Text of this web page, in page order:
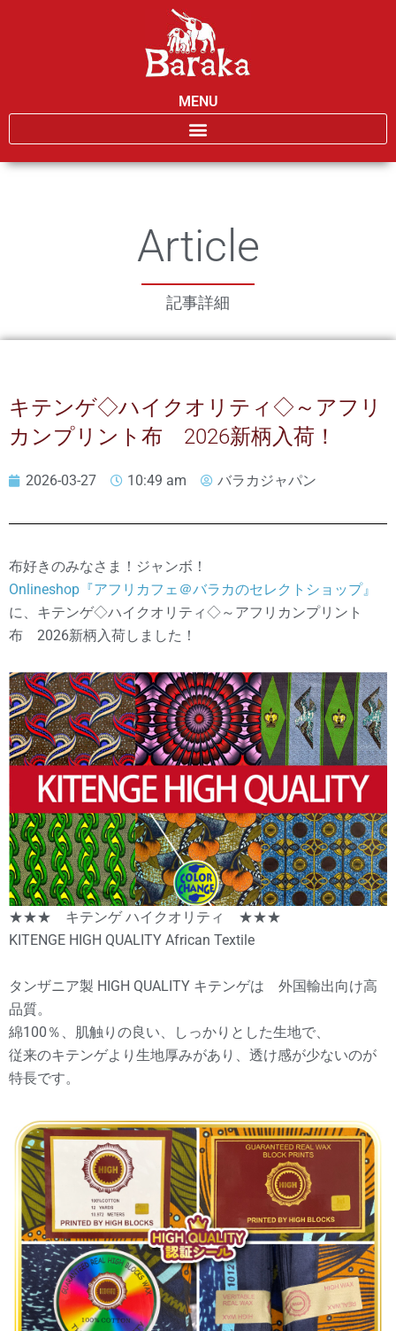
MENU
Article
記事詳細
キテンゲ◇ハイクオリティ◇～アフリ
カンプリント布 2026新柄入荷！
2026-03-27 10:49 am バラカジャパン
布好きのみなさま！ジャンボ！
Onlineshop『アフリカフェ＠バラカのセレクトショップ』
に、キテンゲ◇ハイクオリティ◇～アフリカンプリント
布 2026新柄入荷しました！
★★★ キテンゲ ハイクオリティ ★★★
KITENGE HIGH QUALITY African Textile
タンザニア製 HIGH QUALITY キテンゲは 外国輸出向け高
品質。
綿100％、肌触りの良い、しっかりとした生地で、
従来のキテンゲより生地厚みがあり、透け感が少ないのが
特長です。